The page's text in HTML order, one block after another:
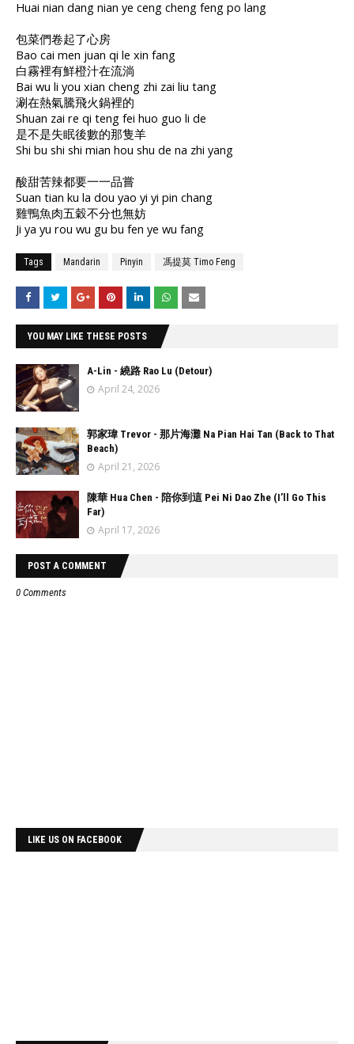
Huai nian dang nian ye ceng cheng feng po lang
包菜們卷起了心房
Bao cai men juan qi le xin fang
白霧裡有鮮橙汁在流淌
Bai wu li you xian cheng zhi zai liu tang
涮在熱氣騰飛火鍋裡的
Shuan zai re qi teng fei huo guo li de
是不是失眠後數的那隻羊
Shi bu shi shi mian hou shu de na zhi yang
酸甜苦辣都要一一品嘗
Suan tian ku la dou yao yi yi pin chang
雞鴨魚肉五穀不分也無妨
Ji ya yu rou wu gu bu fen ye wu fang
Tags Mandarin Pinyin 馮提莫 Timo Feng
YOU MAY LIKE THESE POSTS
A-Lin - 繞路 Rao Lu (Detour)
April 24, 2026
郭家瑋 Trevor - 那片海灘 Na Pian Hai Tan (Back to That
Beach)
April 21, 2026
陳華 Hua Chen - 陪你到這 Pei Ni Dao Zhe (I’ll Go This
Far)
April 17, 2026
POST A COMMENT
0 Comments
LIKE US ON FACEBOOK